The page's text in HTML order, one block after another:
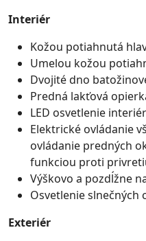
Interiér
Kožou potiahnutá
Umelou kožou
Dvojité dno
Predná lakťová
LED osvetlenie
Elektrické ovládanie
ovládanie predných
funkciou proti
Výškovo a pozdĺžne
Osvetlenie slnečných
Exteriér